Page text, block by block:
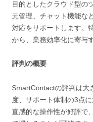
目的としたクラウド型の
元管理、チャット機能な
対応をサポートします。
から、業務効率化に寄与
評判の概要
SmartContactの評判は大
度、サポート体制の3点
直感的な操作性が好評で